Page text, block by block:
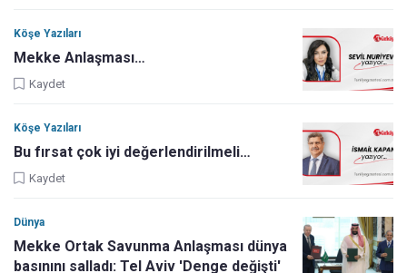
Köşe Yazıları
Mekke Anlaşması…
Kaydet
Köşe Yazıları
Bu fırsat çok iyi değerlendirilmeli…
Kaydet
Dünya
Mekke Ortak Savunma Anlaşması dünya
basınını salladı: Tel Aviv 'Denge değişti'